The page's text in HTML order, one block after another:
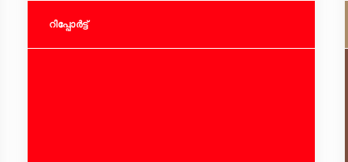
റിപ്പോര്‍ട്ട്